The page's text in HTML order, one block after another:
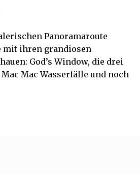
Panoramaroute
mit ihren grandiosen
God’s Window, die drei
Mac Wasserfälle und noch